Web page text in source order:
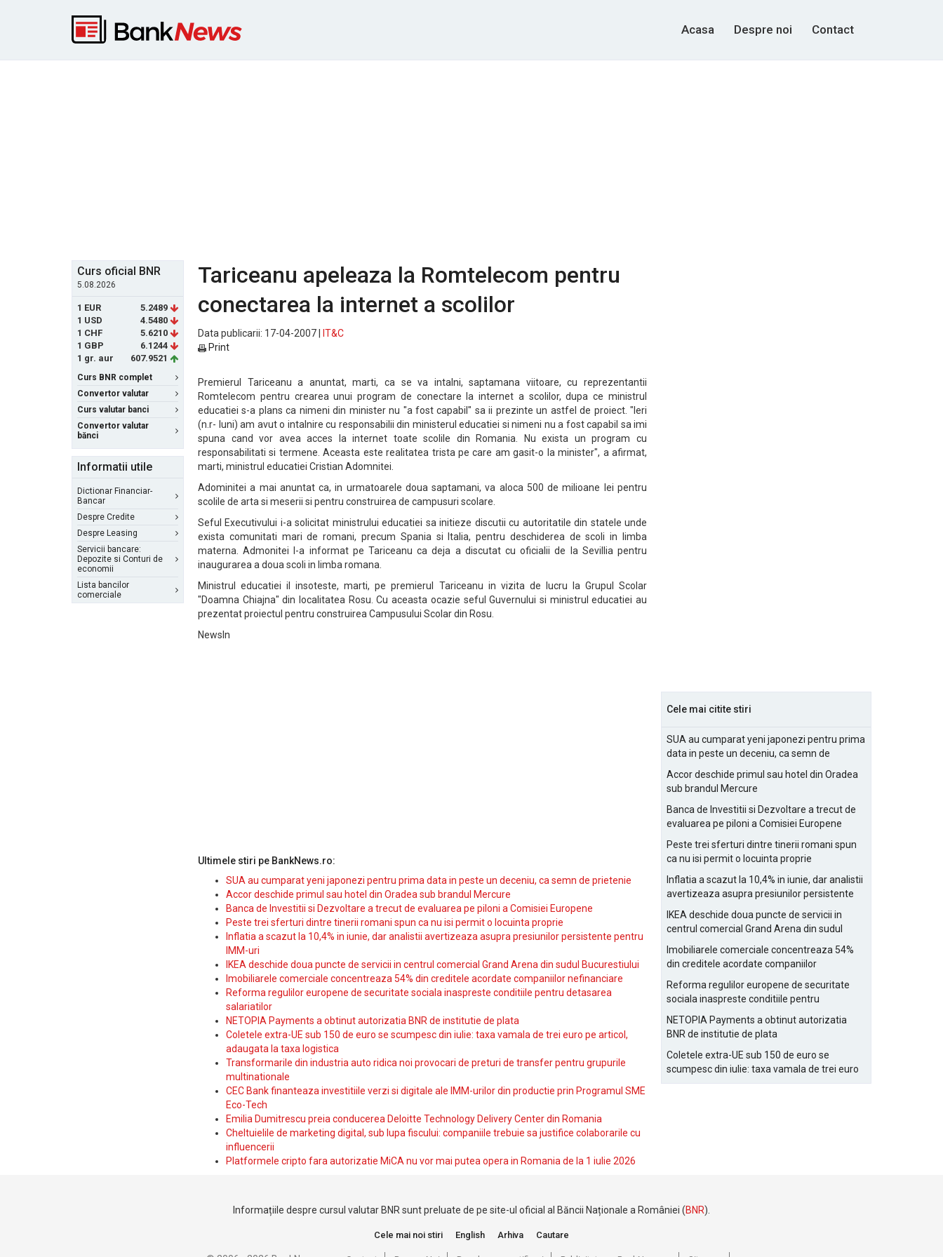
Acasa Despre noi Contact
Curs oficial BNR
5.08.2026
1 EUR
5.2489
1 USD
4.5480
1 CHF
5.6210
1 GBP
6.1244
1 gr. aur
607.9521
Curs BNR complet
Convertor valutar
Curs valutar banci
Convertor valutar
bănci
Informatii utile
Dictionar Financiar-
Bancar
Despre Credite
Despre Leasing
Servicii bancare:
Depozite si Conturi de
economii
Lista bancilor
comerciale
Tariceanu apeleaza la Romtelecom pentru
conectarea la internet a scolilor
Data publicarii: 17-04-2007 |
IT&C
Print
Premierul Tariceanu a anuntat, marti, ca se va intalni, saptamana viitoare, cu reprezentantii
Romtelecom pentru crearea unui program de conectare la internet a scolilor, dupa ce ministrul
educatiei s-a plans ca nimeni din minister nu "a fost capabil" sa ii prezinte un astfel de proiect. "Ieri
(n.r- luni) am avut o intalnire cu responsabilii din ministerul educatiei si nimeni nu a fost capabil sa imi
spuna cand vor avea acces la internet toate scolile din Romania. Nu exista un program cu
responsabilitati si termene. Aceasta este realitatea trista pe care am gasit-o la minister", a afirmat,
marti, ministrul educatiei Cristian Adomnitei.
Adominitei a mai anuntat ca, in urmatoarele doua saptamani, va aloca 500 de milioane lei pentru
scolile de arta si meserii si pentru construirea de campusuri scolare.
Seful Executivului i-a solicitat ministrului educatiei sa initieze discutii cu autoritatile din statele unde
exista comunitati mari de romani, precum Spania si Italia, pentru deschiderea de scoli in limba
materna. Admonitei l-a informat pe Tariceanu ca deja a discutat cu oficialii de la Sevillia pentru
inaugurarea a doua scoli in limba romana.
Ministrul educatiei il insoteste, marti, pe premierul Tariceanu in vizita de lucru la Grupul Scolar
"Doamna Chiajna" din localitatea Rosu. Cu aceasta ocazie seful Guvernului si ministrul educatiei au
prezentat proiectul pentru construirea Campusului Scolar din Rosu.
NewsIn
Ultimele stiri pe BankNews.ro:
SUA au cumparat yeni japonezi pentru prima data in peste un deceniu, ca semn de prietenie
Accor deschide primul sau hotel din Oradea sub brandul Mercure
Banca de Investitii si Dezvoltare a trecut de evaluarea pe piloni a Comisiei Europene
Peste trei sferturi dintre tinerii romani spun ca nu isi permit o locuinta proprie
Inflatia a scazut la 10,4% in iunie, dar analistii avertizeaza asupra presiunilor persistente pentru
IMM-uri
IKEA deschide doua puncte de servicii in centrul comercial Grand Arena din sudul Bucurestiului
Imobiliarele comerciale concentreaza 54% din creditele acordate companiilor nefinanciare
Reforma regulilor europene de securitate sociala inaspreste conditiile pentru detasarea
salariatilor
NETOPIA Payments a obtinut autorizatia BNR de institutie de plata
Coletele extra-UE sub 150 de euro se scumpesc din iulie: taxa vamala de trei euro pe articol,
adaugata la taxa logistica
Transformarile din industria auto ridica noi provocari de preturi de transfer pentru grupurile
multinationale
CEC Bank finanteaza investitiile verzi si digitale ale IMM-urilor din productie prin Programul SME
Eco-Tech
Emilia Dumitrescu preia conducerea Deloitte Technology Delivery Center din Romania
Cheltuielile de marketing digital, sub lupa fiscului: companiile trebuie sa justifice colaborarile cu
influencerii
Platformele cripto fara autorizatie MiCA nu vor mai putea opera in Romania de la 1 iulie 2026
Cele mai citite stiri
SUA au cumparat yeni japonezi pentru prima
data in peste un deceniu, ca semn de
Accor deschide primul sau hotel din Oradea
sub brandul Mercure
Banca de Investitii si Dezvoltare a trecut de
evaluarea pe piloni a Comisiei Europene
Peste trei sferturi dintre tinerii romani spun
ca nu isi permit o locuinta proprie
Inflatia a scazut la 10,4% in iunie, dar analistii
avertizeaza asupra presiunilor persistente
IKEA deschide doua puncte de servicii in
centrul comercial Grand Arena din sudul
Imobiliarele comerciale concentreaza 54%
din creditele acordate companiilor
Reforma regulilor europene de securitate
sociala inaspreste conditiile pentru
NETOPIA Payments a obtinut autorizatia
BNR de institutie de plata
Coletele extra-UE sub 150 de euro se
scumpesc din iulie: taxa vamala de trei euro
pe articol, adaugata la taxa logistica
Informațiile despre cursul valutar BNR sunt preluate de pe site-ul oficial al Băncii Naționale a României (BNR).
Cele mai noi stiri English Arhiva Cautare